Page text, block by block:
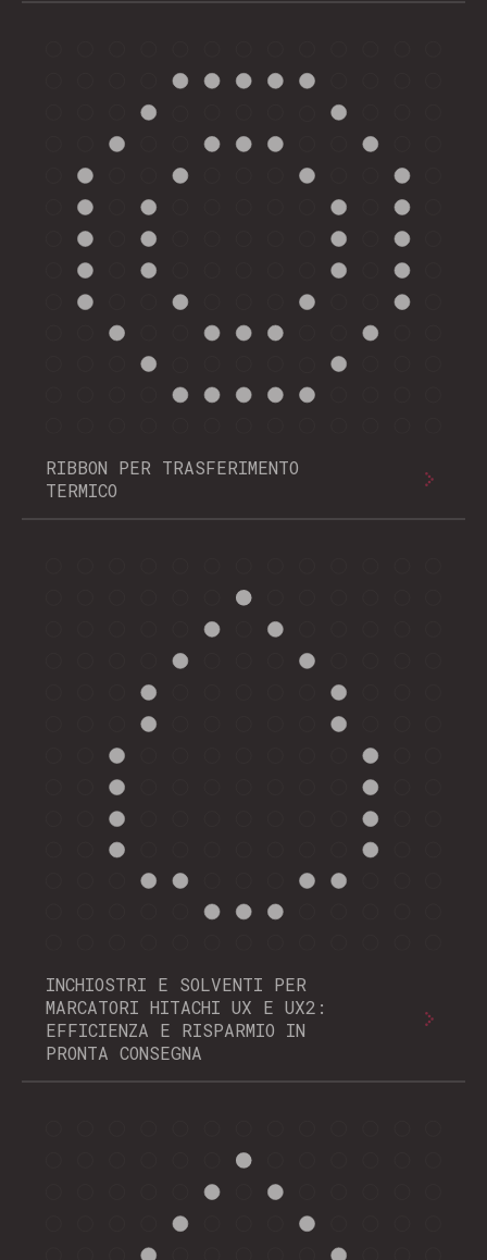
RIBBON PER TRASFERIMENTO
TERMICO
INCHIOSTRI E SOLVENTI PER
MARCATORI HITACHI UX E UX2:
EFFICIENZA E RISPARMIO IN
PRONTA CONSEGNA